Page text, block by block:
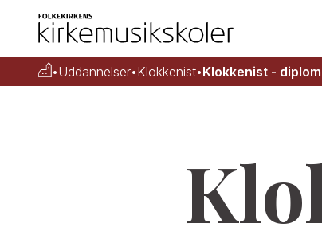
•Uddannelser•Klokkenist•Klokkenist - diplom